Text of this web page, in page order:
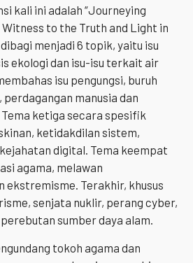
kali ini adalah “Journeying
to the Truth and Light in
menjadi 6 topik, yaitu isu
ekologi dan isu-isu terkait air
isu pengungsi, buruh
manusia dan
ketiga secara spesifik
ketidakdilan sistem,
digital. Tema keempat
agama, melawan
ekstremisme. Terakhir, khusus
senjata nuklir, perang cyber,
sumber daya alam.
tokoh agama dan